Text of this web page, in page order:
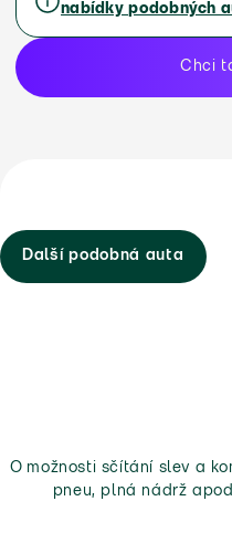
nabídky podobných
Chci
Další podobná auta
O možnosti sčítání slev a
pneu, plná nádrž